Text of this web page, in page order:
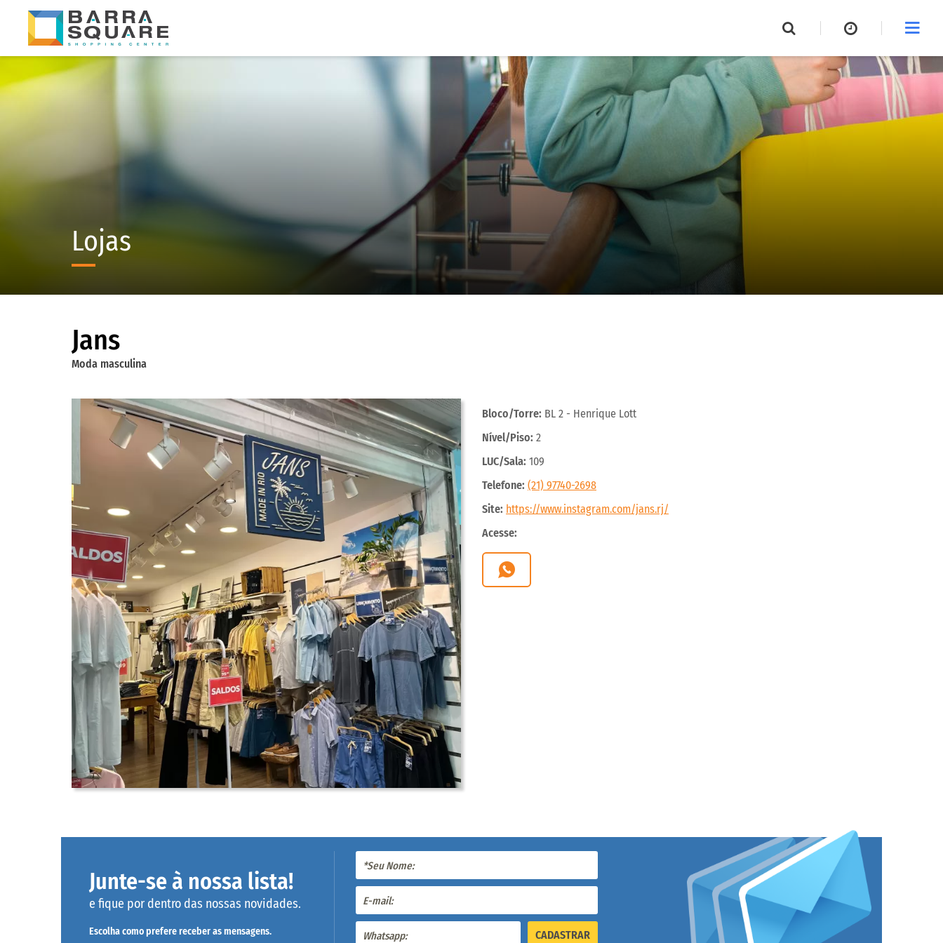
Lojas
Jans
Moda masculina
Bloco/Torre: BL 2 - Henrique Lott
Nível/Piso: 2
LUC/Sala: 109
Telefone: (21) 97740-2698
Site: https://www.instagram.com/jans.rj/
Acesse:
Junte-se à nossa lista!
e fique por dentro das nossas novidades.
Escolha como prefere receber as mensagens. CADASTRAR